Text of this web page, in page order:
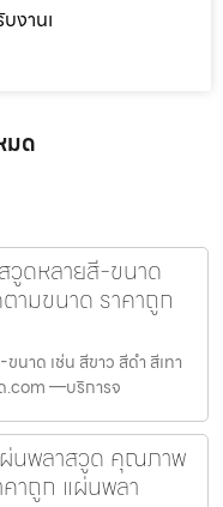
งานเ
มด
วูดหลายสี-ขนาด
ามขนาด ราคาถูก
าด เช่น สีขาว สีดำ สีเทา
.com —บริการจ
นพลาสวูด คุณภาพ
คาถูก แผ่นพลา